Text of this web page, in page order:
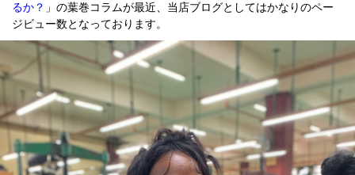
るか？ 」の葉巻コラムが最近、当店ブログとしてはかなりのペー
ジビュー数となっております。